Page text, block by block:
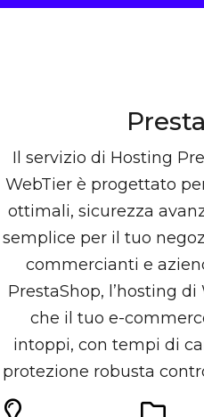
Il servizio di Hosting
WebTier è progettato
ottimali, sicurezza
semplice per il tuo
commercianti e
PrestaShop, l’hosting
che il tuo e-
intoppi, con tempi di
protezione robusta